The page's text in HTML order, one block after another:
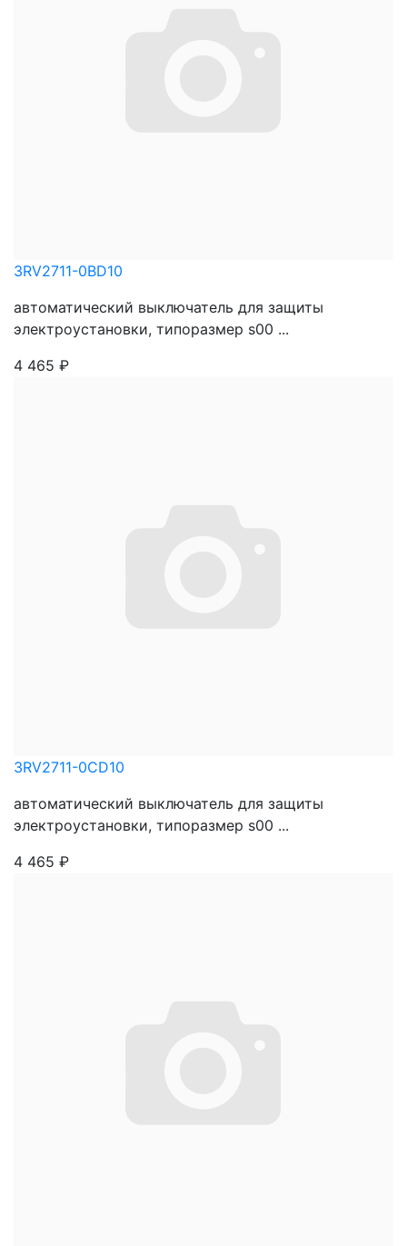
3RV2711-0BD10
автоматический выключатель для защиты
электроустановки, типоразмер s00 ...
4 465 ₽
3RV2711-0CD10
автоматический выключатель для защиты
электроустановки, типоразмер s00 ...
4 465 ₽